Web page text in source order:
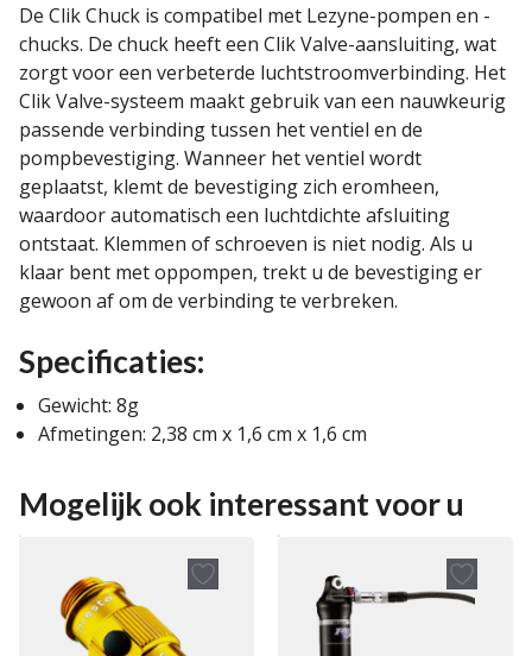
De Clik Chuck is compatibel met Lezyne-pompen en -
chucks. De chuck heeft een Clik Valve-aansluiting, wat
zorgt voor een verbeterde luchtstroomverbinding. Het
Clik Valve-systeem maakt gebruik van een nauwkeurig
passende verbinding tussen het ventiel en de
pompbevestiging. Wanneer het ventiel wordt
geplaatst, klemt de bevestiging zich eromheen,
waardoor automatisch een luchtdichte afsluiting
ontstaat. Klemmen of schroeven is niet nodig. Als u
klaar bent met oppompen, trekt u de bevestiging er
gewoon af om de verbinding te verbreken.
Specificaties:
Gewicht: 8g
Afmetingen: 2,38 cm x 1,6 cm x 1,6 cm
Mogelijk ook interessant voor u